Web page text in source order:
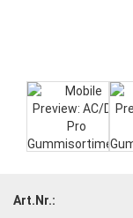
Art.Nr.: